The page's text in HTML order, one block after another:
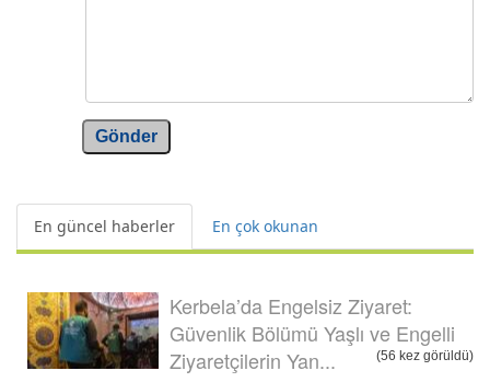
Gönder
En güncel haberler En çok okunan
Kerbela’da Engelsiz Ziyaret:
Güvenlik Bölümü Yaşlı ve Engelli
Ziyaretçilerin Yan...
(56 kez görüldü)